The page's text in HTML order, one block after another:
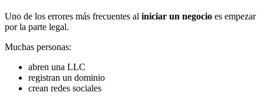
Uno de los errores más frecuentes al iniciar un negocio es empezar
por la parte legal.
Muchas personas:
abren una LLC
registran un dominio
crean redes sociales